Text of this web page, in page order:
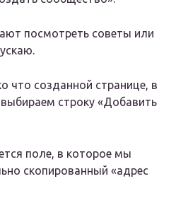
посмотреть советы или
что созданной странице, в
строку «Добавить
поле, в которое мы
скопированный «адрес